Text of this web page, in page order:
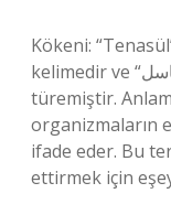
Kökeni:
kelimedir ve “تناسل” (tanasul) kelimesinden
türemiştir.
organizmaların
ifade eder. Bu
ettirmek için